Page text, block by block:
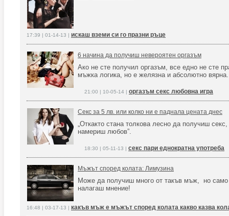
17:39 | 01-14-13 | искаш вземи си го празни ръце
6 начина да получиш невероятен оргазъм
Ако не сте получил оргазъм, все едно не сте
мъжка логика, но е желязна и абсолютно
21:00 | 10-05-14 | оргазъм секс любовна игра
Секс за 5 лв. или колко ни е паднала цената днес
„Откакто стана толкова лесно да получиш
намериш любов”.
18:30 | 05-11-13 | секс пари еднократна употреба
Мъжът според колата: Лимузина
Може да получиш много от такъв мъж, но само
налагаш мнение!
16:48 | 03-17-13 | какъв мъж е мъжът според колата какво казва